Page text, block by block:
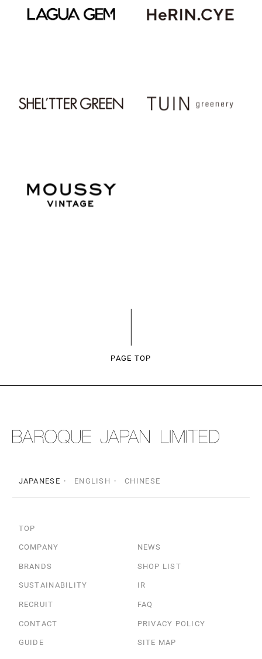
PAGE TOP
JAPANESE ENGLISH CHINESE
TOP
COMPANY NEWS
BRANDS SHOP LIST
SUSTAINABILITY IR
RECRUIT FAQ
CONTACT PRIVACY POLICY
GUIDE SITE MAP